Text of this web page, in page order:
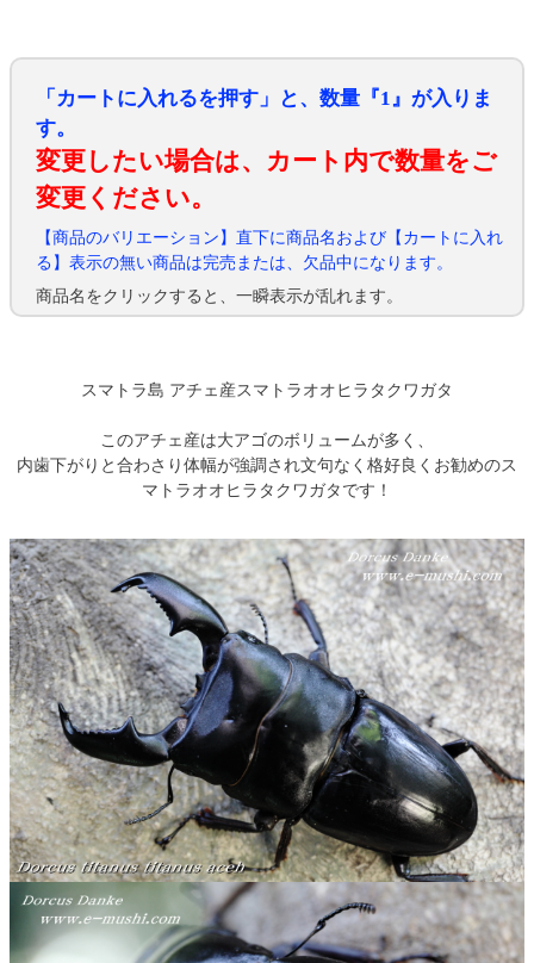
「カートに入れるを押す」と、数量『1』が入りま
す。
変更したい場合は、カート内で数量をご
変更ください。
【商品のバリエーション】直下に商品名および【カートに入れ
る】表示の無い商品は完売または、欠品中になります。
商品名をクリックすると、一瞬表示が乱れます。
スマトラ島 アチェ産スマトラオオヒラタクワガタ
このアチェ産は大アゴのボリュームが多く、
内歯下がりと合わさり体幅が強調され文句なく格好良くお勧めのス
マトラオオヒラタクワガタです！